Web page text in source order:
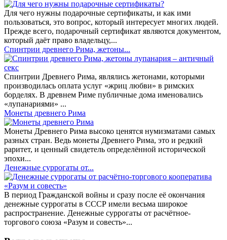
Для чего нужны подарочные сертификаты, и как ими
пользоваться, это вопрос, который интересует многих людей.
Прежде всего, подарочный сертификат являются документом,
который даёт право владельцу,...
Спинтрии древнего Рима, жетоны...
Спинтрии Древнего Рима, являлись жетонами, которыми
производилась оплата услуг «жриц любви» в римских
борделях. В древнем Риме публичные дома именовались
«лупанариями» ...
Монеты древнего Рима
Монеты Древнего Рима высоко ценятся нумизматами самых
разных стран. Ведь монеты Древнего Рима, это и редкий
раритет, и ценный свидетель определённой исторической
эпохи...
Денежные суррогаты от...
В период Гражданской войны и сразу после её окончания
денежные суррогаты в СССР имели весьма широкое
распространение. Денежные суррогаты от расчётное-
торгового союза «Разум и совесть»...